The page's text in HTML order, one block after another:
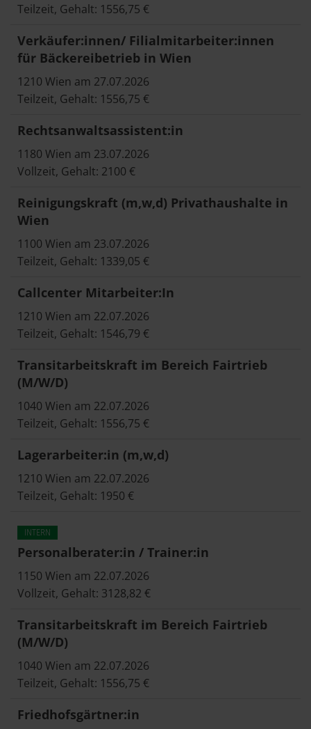
Teilzeit, Gehalt: 1556,75 €
Verkäufer:innen/ Filialmitarbeiter:innen
für Bäckereibetrieb in Wien
1210 Wien am 27.07.2026
Teilzeit, Gehalt: 1556,75 €
Rechtsanwaltsassistent:in
1180 Wien am 23.07.2026
Vollzeit, Gehalt: 2100 €
Reinigungskraft (m,w,d) Privathaushalte in
Wien
1100 Wien am 23.07.2026
Teilzeit, Gehalt: 1339,05 €
Callcenter Mitarbeiter:In
1210 Wien am 22.07.2026
Teilzeit, Gehalt: 1546,79 €
Transitarbeitskraft im Bereich Fairtrieb
(M/W/D)
1040 Wien am 22.07.2026
Teilzeit, Gehalt: 1556,75 €
Lagerarbeiter:in (m,w,d)
1210 Wien am 22.07.2026
Teilzeit, Gehalt: 1950 €
Personalberater:in / Trainer:in
1150 Wien am 22.07.2026
Vollzeit, Gehalt: 3128,82 €
Transitarbeitskraft im Bereich Fairtrieb
(M/W/D)
1040 Wien am 22.07.2026
Teilzeit, Gehalt: 1556,75 €
Friedhofsgärtner:in